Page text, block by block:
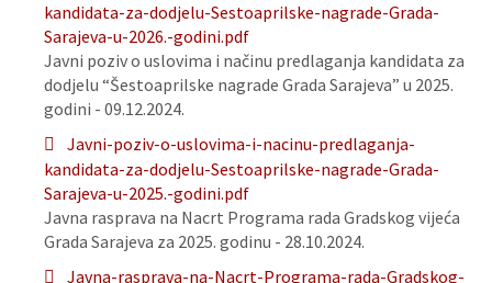
kandidata-za-dodjelu-Sestoaprilske-nagrade-Grada-
Sarajeva-u-2026.-godini.pdf
Javni poziv o uslovima i načinu predlaganja kandidata za
dodjelu “Šestoaprilske nagrade Grada Sarajeva” u 2025.
godini - 09.12.2024.
Javni-poziv-o-uslovima-i-nacinu-predlaganja-
kandidata-za-dodjelu-Sestoaprilske-nagrade-Grada-
Sarajeva-u-2025.-godini.pdf
Javna rasprava na Nacrt Programa rada Gradskog vijeća
Grada Sarajeva za 2025. godinu - 28.10.2024.
Javna-rasprava-na-Nacrt-Programa-rada-Gradskog-